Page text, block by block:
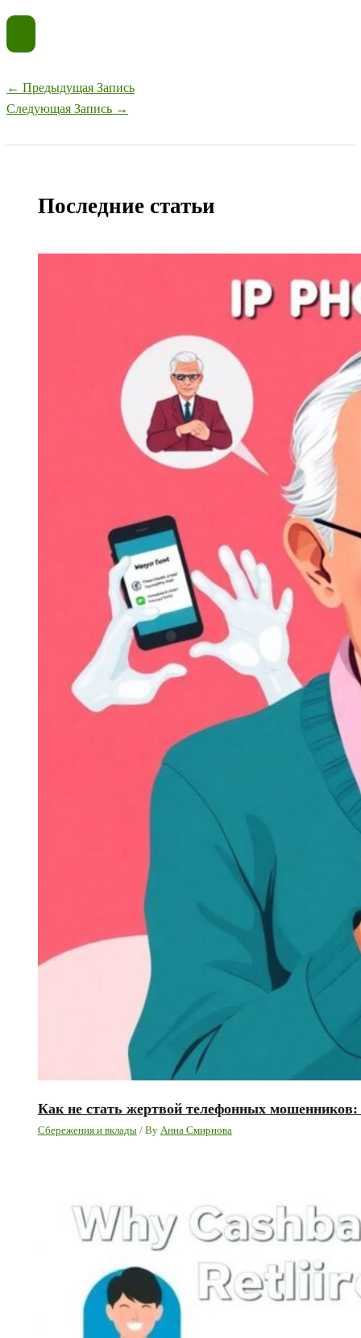
← Предыдущая Запись
Следующая Запись →
Последние статьи
Как не стать жертвой телефонных
Сбережения и вклады/ By Анна Смирнова